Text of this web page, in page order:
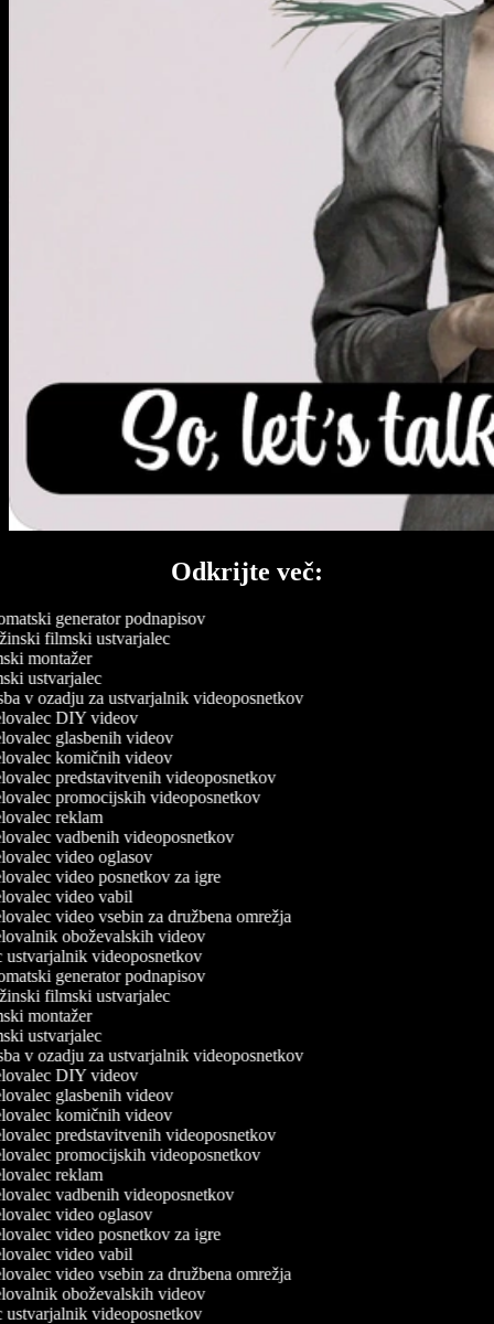
Odkrijte več:
generator podnapisov
filmski ustvarjalec
montažer
ustvarjalec
v ozadju za ustvarjalnik videoposnetkov
DIY videov
glasbenih videov
komičnih videov
predstavitvenih videoposnetkov
promocijskih videoposnetkov
reklam
vadbenih videoposnetkov
video oglasov
video posnetkov za igre
video vabil
video vsebin za družbena omrežja
oboževalskih videov
videoposnetkov
generator podnapisov
filmski ustvarjalec
montažer
ustvarjalec
v ozadju za ustvarjalnik videoposnetkov
DIY videov
glasbenih videov
komičnih videov
predstavitvenih videoposnetkov
promocijskih videoposnetkov
reklam
vadbenih videoposnetkov
video oglasov
video posnetkov za igre
video vabil
video vsebin za družbena omrežja
oboževalskih videov
videoposnetkov